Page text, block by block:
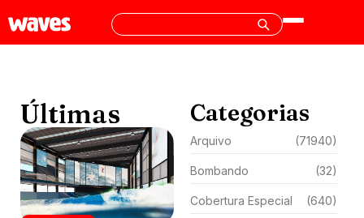
Últimas Categorias
Arquivo (71940)
Bombando (32)
Cobertura Especial (640)